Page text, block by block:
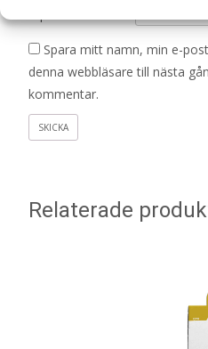
Spara mitt namn, min e-
denna webbläsare till nästa
kommentar.
Relaterade